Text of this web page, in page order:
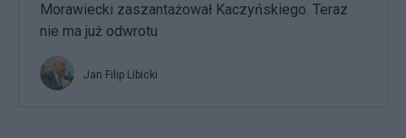
Morawiecki zaszantażował Kaczyńskiego. Teraz
nie ma już odwrotu
Jan Filip Libicki